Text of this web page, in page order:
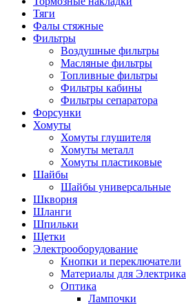
Тяги
Фалы стяжные
Фильтры
Воздушные фильтры
Масляные фильтры
Топливные фильтры
Фильтры кабины
Фильтры сепаратора
Форсунки
Хомуты
Хомуты глушителя
Хомуты металл
Хомуты пластиковые
Шайбы
Шайбы универсальные
Шкворня
Шланги
Шпильки
Щетки
Электрооборудование
Кнопки и переключатели
Материалы для Электрика
Оптика
Лампочки